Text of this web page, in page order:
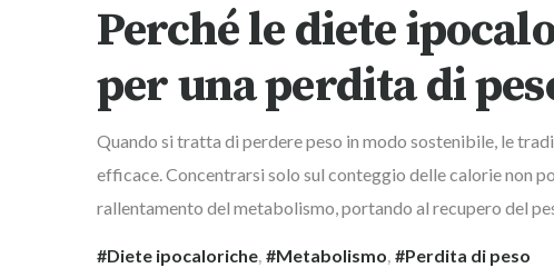
Perché le diete
per una perdita di
Quando si tratta di perdere peso in modo sostenibile, le
efficace. Concentrarsi solo sul conteggio delle calorie non
rallentamento del metabolismo, portando al recupero del
Diete ipocaloriche, Metabolismo, Perdita di peso